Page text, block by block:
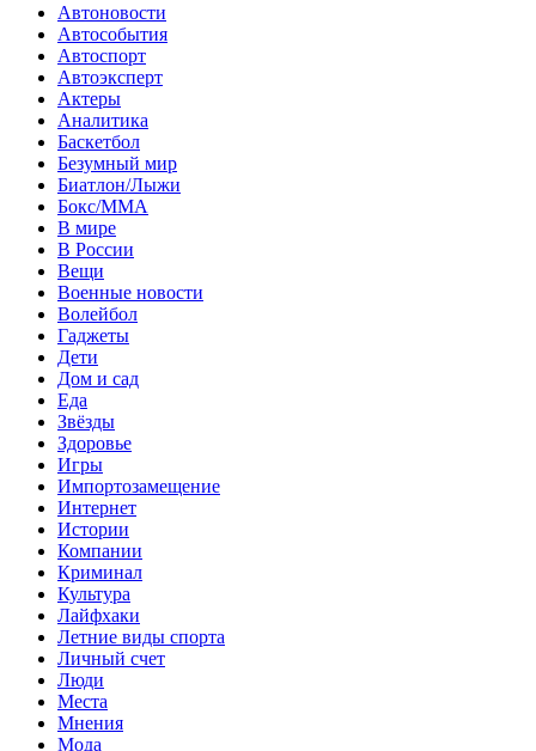
Автоновости
Автособытия
Автоспорт
Автоэксперт
Актеры
Аналитика
Баскетбол
Безумный мир
Биатлон/Лыжи
Бокс/MMA
В мире
В России
Вещи
Военные новости
Волейбол
Гаджеты
Дети
Дом и сад
Еда
Звёзды
Здоровье
Игры
Импортозамещение
Интернет
Истории
Компании
Криминал
Культура
Лайфхаки
Летние виды спорта
Личный счет
Люди
Места
Мнения
Мода